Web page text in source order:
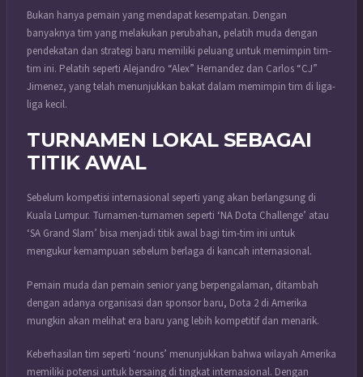
Bukan hanya pemain yang mendapat kesempatan. Dengan
banyaknya tim yang melakukan perubahan, pelatih muda dengan
pendekatan dan strategi baru memiliki peluang untuk memimpin tim-
tim ini. Pelatih seperti Alejandro “Alex” Hernandez dan Carlos “CJ”
Jimenez, yang telah menunjukkan bakat dalam memimpin tim di liga-
liga kecil.
TURNAMEN LOKAL SEBAGAI
TITIK AWAL
Sebelum kompetisi internasional seperti yang akan berlangsung di
Kuala Lumpur. Turnamen-turnamen seperti ‘NA Dota Challenge’ atau
‘SA Grand Slam’ bisa menjadi titik awal bagi tim-tim ini untuk
mengukur kemampuan sebelum berlaga di kancah internasional.
Pemain muda dan pemain senior yang berpengalaman, ditambah
dengan adanya organisasi dan sponsor baru, Dota 2 di Amerika
mungkin akan melihat era baru yang lebih kompetitif dan menarik.
Keberhasilan tim seperti ‘nouns’ menunjukkan bahwa wilayah Amerika
memiliki potensi untuk bersaing di tingkat internasional. Dengan